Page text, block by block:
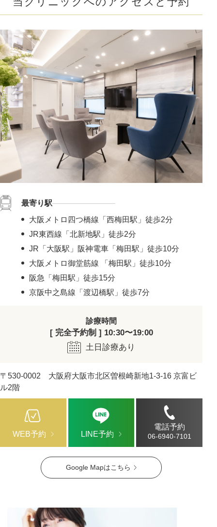
Google Mapはこちら
最寄り駅
大阪メトロ四つ橋線「西梅田駅」徒歩2分
JR東西線「北新地駅」徒歩2分
JR「大阪駅」阪神電車「梅田駅」徒歩10分
大阪メトロ御堂筋線 「梅田駅」徒歩10分
阪急「梅田駅」徒歩15分
京阪中之島線「渡辺橋駅」徒歩7分
診療時間
[ 完全予約制 ] 10:30〜19:00
土日診療あり
〒530-0002 大阪府大阪市北区曽根崎新地1-3-16 京富ビ
ル2階
WEB予約 LINE予約
電話予約
06-6940-7101